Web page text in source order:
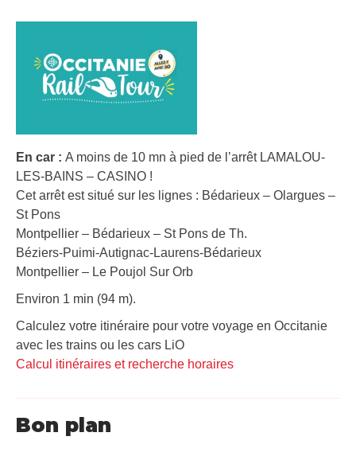
En car : A moins de 10 mn à pied de l’arrêt LAMALOU-
LES-BAINS – CASINO !
Cet arrêt est situé sur les lignes : Bédarieux – Olargues –
St Pons
Montpellier – Bédarieux – St Pons de Th.
Béziers-Puimi-Autignac-Laurens-Bédarieux
Montpellier – Le Poujol Sur Orb
Environ 1 min (94 m).
Calculez votre itinéraire pour votre voyage en Occitanie
avec les trains ou les cars LiO
Calcul itinéraires et recherche horaires
Bon plan